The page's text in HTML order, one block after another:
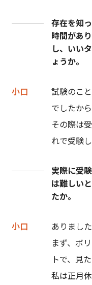
存在を知
時間があ
し、いい
ょうか。
小口
試験のこ
でしたか
その際は
れで受験
実際に受
は難しい
たか。
小口
ありました
まず、ボ
トで、見
私は正月